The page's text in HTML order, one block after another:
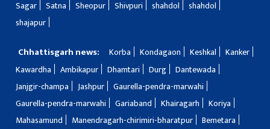
Sagar
Satna Sheopur Shivpuri shahdol
shahdol
shajapur
Chhattisgarh news: Korba Kondagaon Keshkal
Kanker
Kawardha
Ambikapur Dhamtari Durg
Dantewada
Janjgir-champa
Jashpur
Gaurella-pendra-marwahi
Gaurella-pendra-marwahi
Gariaband Khairagarh
Koriya
Mahasamund
Manendragarh-chirimiri-bharatpur
Bemetara